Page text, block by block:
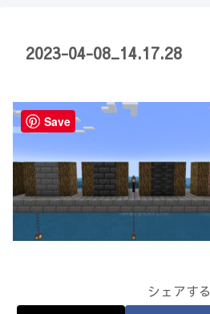
2023-04-08_14.17.28
シェアする
Save